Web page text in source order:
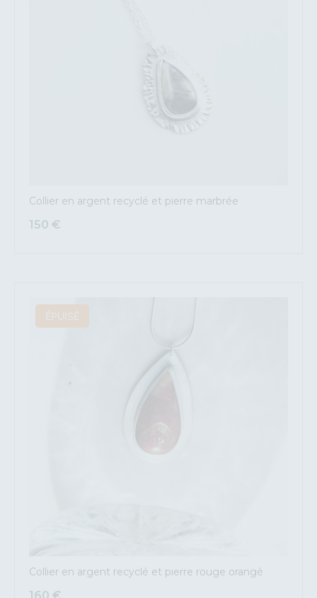
Collier en argent recyclé et pierre marbrée
150 €
Collier en argent recyclé et pierre rouge orangé
ÉPUISÉ